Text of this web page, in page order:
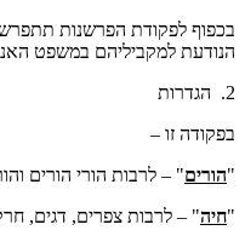
בכפוף לפקודת הפרשנות
הנודעת למקביליהם במשפט
2. הגדרות
בפקודה זו –
"הורים" – לרבות הורי הורים
"חיה" – לרבות צפרים, דגים,